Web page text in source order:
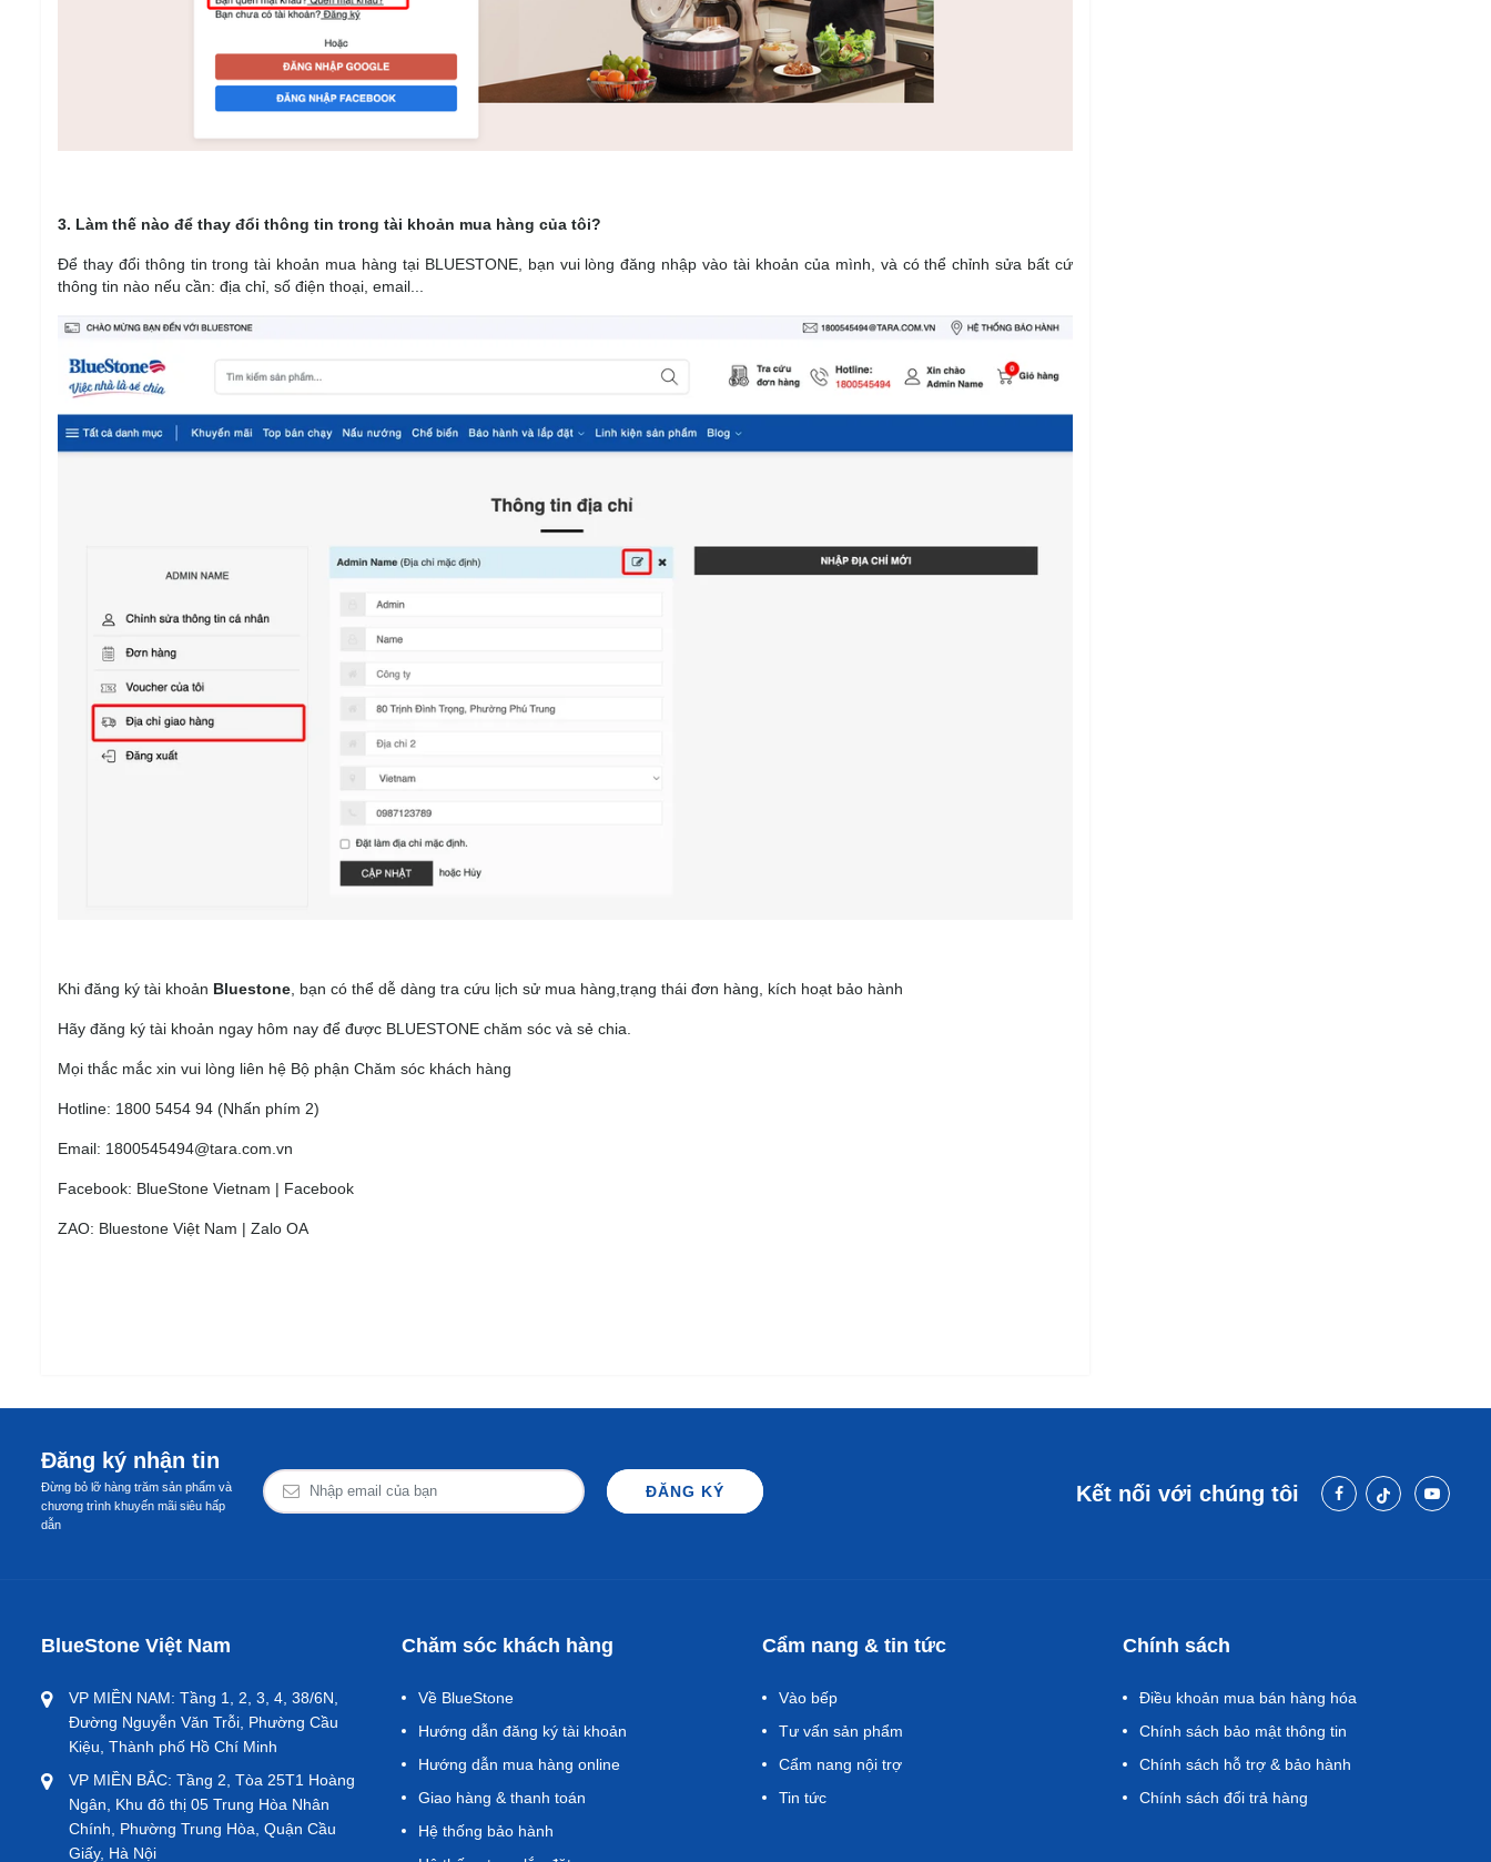
3. Làm thế nào để thay đổi thông tin trong tài khoản mua hàng của tôi?
Để thay đổi thông tin trong tài khoản mua hàng tại BLUESTONE, bạn vui lòng đăng nhập vào tài khoản của mình, và có thể chỉnh sửa bất cứ
thông tin nào nếu cần: địa chỉ, số điện thoại, email...
Khi đăng ký tài khoản Bluestone , bạn có thể dễ dàng tra cứu lịch sử mua hàng,trạng thái đơn hàng, kích hoạt bảo hành
Hãy đăng ký tài khoản ngay hôm nay để được BLUESTONE chăm sóc và sẻ chia.
Mọi thắc mắc xin vui lòng liên hệ Bộ phận Chăm sóc khách hàng
Hotline: 1800 5454 94 (Nhấn phím 2)
Email: 1800545494@tara.com.vn
Facebook: BlueStone Vietnam | Facebook
ZAO: Bluestone Việt Nam | Zalo OA
Đăng ký nhận tin
Đừng bỏ lỡ hàng trăm sản phẩm và
chương trình khuyến mãi siêu hấp
dẫn
ĐĂNG KÝ Kết nối với chúng tôi
BlueStone Việt Nam
VP MIỀN NAM: Tầng 1, 2, 3, 4, 38/6N,
Đường Nguyễn Văn Trỗi, Phường Cầu
Kiệu, Thành phố Hồ Chí Minh
VP MIỀN BẮC: Tầng 2, Tòa 25T1 Hoàng
Ngân, Khu đô thị 05 Trung Hòa Nhân
Chính, Phường Trung Hòa, Quận Cầu
Giấy, Hà Nội
Chăm sóc khách hàng
Về BlueStone
Hướng dẫn đăng ký tài khoản
Hướng dẫn mua hàng online
Giao hàng & thanh toán
Hệ thống bảo hành
Cẩm nang & tin tức
Vào bếp
Tư vấn sản phẩm
Cẩm nang nội trợ
Tin tức
Chính sách
Điều khoản mua bán hàng hóa
Chính sách bảo mật thông tin
Chính sách hỗ trợ & bảo hành
Chính sách đổi trả hàng